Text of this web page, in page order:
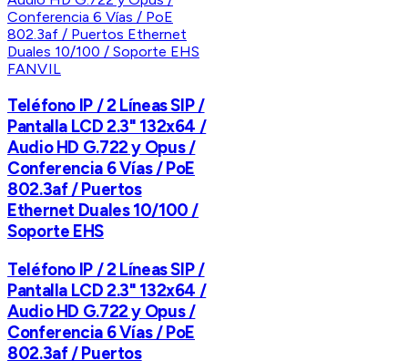
FANVIL
Teléfono IP / 2 Líneas SIP /
Pantalla LCD 2.3" 132x64 /
Audio HD G.722 y Opus /
Conferencia 6 Vías / PoE
802.3af / Puertos
Ethernet Duales 10/100 /
Soporte EHS
Teléfono IP / 2 Líneas SIP /
Pantalla LCD 2.3" 132x64 /
Audio HD G.722 y Opus /
Conferencia 6 Vías / PoE
802.3af / Puertos